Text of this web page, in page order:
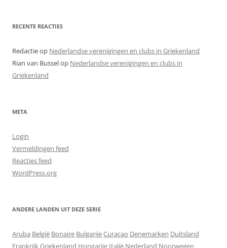
RECENTE REACTIES
Redactieop Nederlandse verenigingen en clubs in Griekenland
Rian van Busselop Nederlandse verenigingen en clubs in
Griekenland
META
Login
Vermeldingen feed
Reacties feed
WordPress.org
ANDERE LANDEN UIT DEZE SERIE
Aruba België Bonaire BulgarijeCuraçao Denemarken Duitsland
Frankrijk Griekenland Hongarije Italië Nederland Noorwegen